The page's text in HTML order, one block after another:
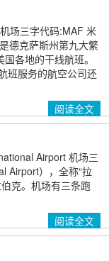
场三字代码:MAF 米
德克萨斯州第九大繁
各地的干线航班。
班服务的航空公司还
阅读全文
Airport 机场三
Airport），全称“拉
克。机场有三条跑
阅读全文